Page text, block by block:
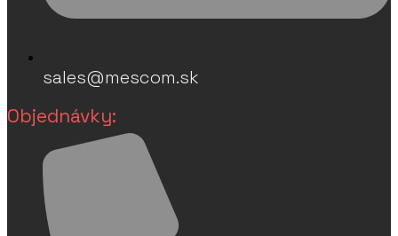
sales@mescom.sk
Objednávky: